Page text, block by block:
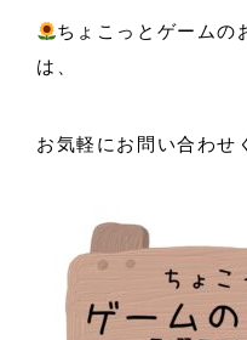
ちょこっとゲームの
は、
お気軽にお問い合わせ